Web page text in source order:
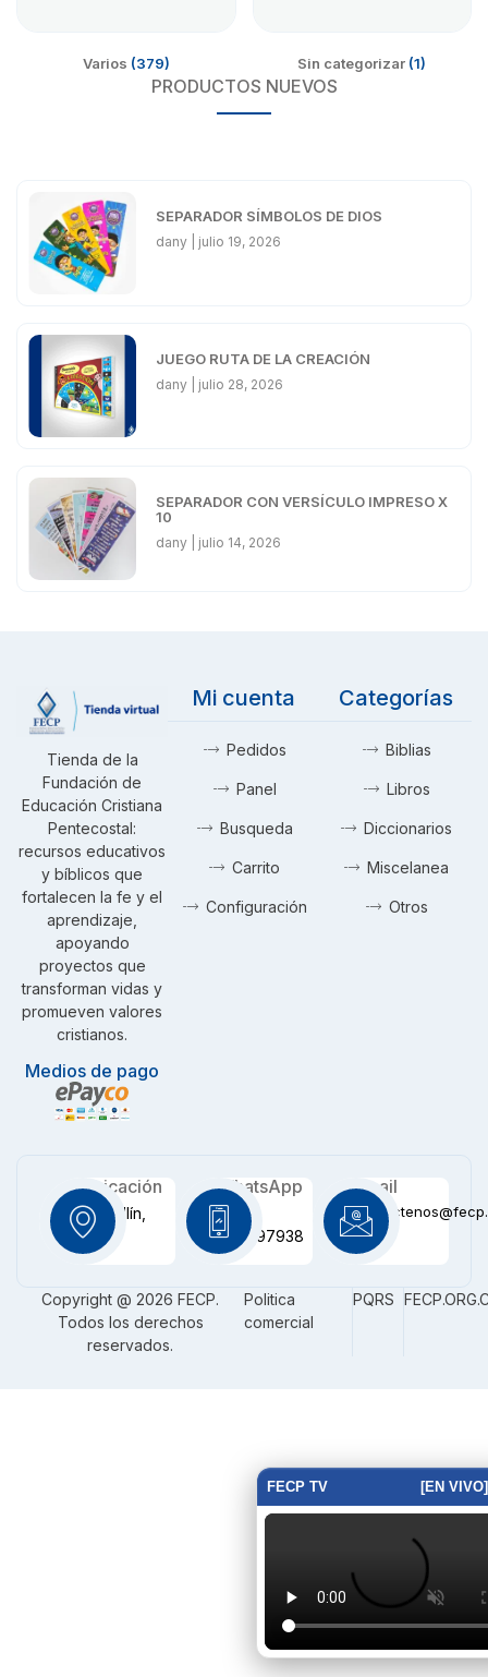
FECP TV [EN VIVO]
Varios (379) Sin categorizar (1)
PRODUCTOS NUEVOS
SEPARADOR SÍMBOLOS DE DIOS
dany julio 19, 2026
JUEGO RUTA DE LA CREACIÓN
dany julio 28, 2026
SEPARADOR CON VERSÍCULO IMPRESO X
10
dany julio 14, 2026
Tienda de la
Fundación de
Educación Cristiana
Pentecostal:
recursos educativos
y bíblicos que
fortalecen la fe y el
aprendizaje,
apoyando
proyectos que
transforman vidas y
promueven valores
cristianos.
Medios de pago
Mi cuenta
Pedidos
Panel
Busqueda
Carrito
Configuración
Categorías
Biblias
Libros
Diccionarios
Miscelanea
Otros
Ubicación
Medellín,
CO
WhatsApp
+57
3116097938
Email
Copyright @ 2026 FECP.
Todos los derechos
reservados.
Politica
comercial
PQRS